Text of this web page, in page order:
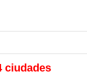
ciudades